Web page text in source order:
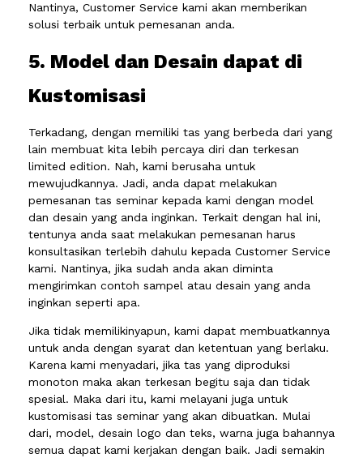
Nantinya, Customer Service kami akan memberikan
solusi terbaik untuk pemesanan anda.
5. Model dan Desain dapat di
Kustomisasi
Terkadang, dengan memiliki tas yang berbeda dari yang
lain membuat kita lebih percaya diri dan terkesan
limited edition. Nah, kami berusaha untuk
mewujudkannya. Jadi, anda dapat melakukan
pemesanan tas seminar kepada kami dengan model
dan desain yang anda inginkan. Terkait dengan hal ini,
tentunya anda saat melakukan pemesanan harus
konsultasikan terlebih dahulu kepada Customer Service
kami. Nantinya, jika sudah anda akan diminta
mengirimkan contoh sampel atau desain yang anda
inginkan seperti apa.
Jika tidak memilikinyapun, kami dapat membuatkannya
untuk anda dengan syarat dan ketentuan yang berlaku.
Karena kami menyadari, jika tas yang diproduksi
monoton maka akan terkesan begitu saja dan tidak
spesial. Maka dari itu, kami melayani juga untuk
kustomisasi tas seminar yang akan dibuatkan. Mulai
dari, model, desain logo dan teks, warna juga bahannya
semua dapat kami kerjakan dengan baik. Jadi semakin